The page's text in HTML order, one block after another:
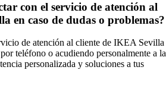
con el servicio de atención al
en caso de dudas o problemas?
de atención al cliente de IKEA Sevilla
teléfono o acudiendo personalmente a la
personalizada y soluciones a tus